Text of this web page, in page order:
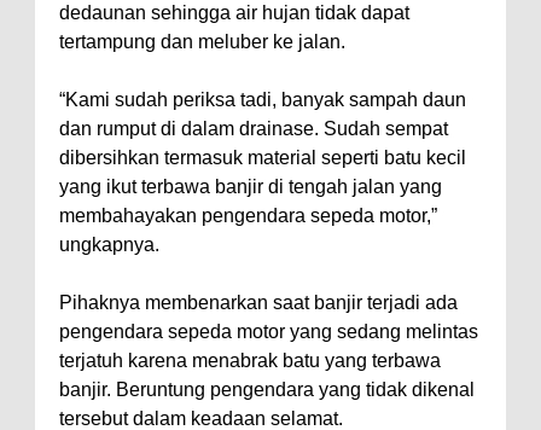
dedaunan sehingga air hujan tidak dapat
tertampung dan meluber ke jalan.
“Kami sudah periksa tadi, banyak sampah daun
dan rumput di dalam drainase. Sudah sempat
dibersihkan termasuk material seperti batu kecil
yang ikut terbawa banjir di tengah jalan yang
membahayakan pengendara sepeda motor,”
ungkapnya.
Pihaknya membenarkan saat banjir terjadi ada
pengendara sepeda motor yang sedang melintas
terjatuh karena menabrak batu yang terbawa
banjir. Beruntung pengendara yang tidak dikenal
tersebut dalam keadaan selamat.